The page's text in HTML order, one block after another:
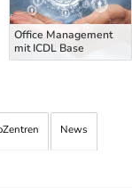
Office Management
mit ICDL Base
News